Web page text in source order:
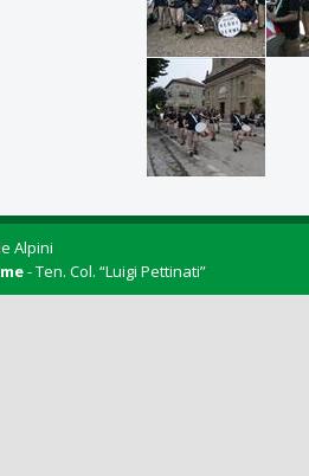
Alpini
- Ten. Col. “Luigi Pettinati”